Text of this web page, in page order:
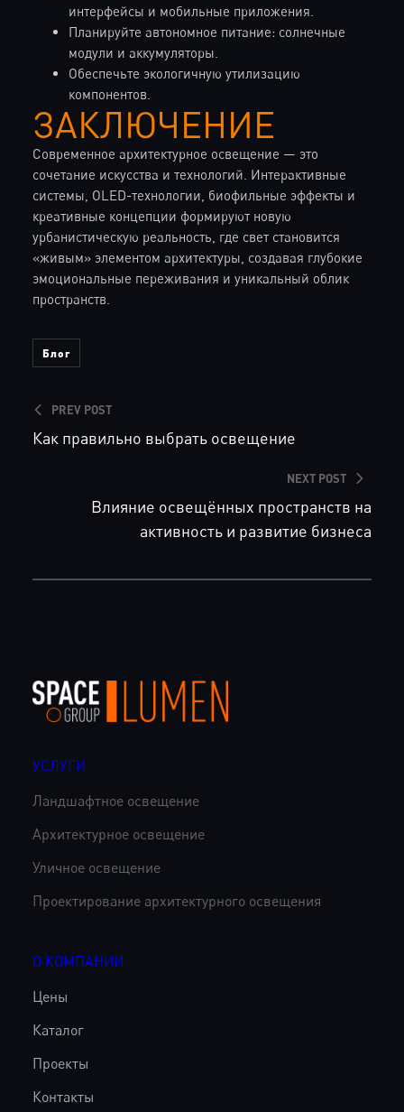
интерфейсы и мобильные приложения.
Планируйте автономное питание: солнечные
модули и аккумуляторы.
Обеспечьте экологичную утилизацию
компонентов.
ЗАКЛЮЧЕНИЕ
Современное архитектурное освещение — это
сочетание искусства и технологий. Интерактивные
системы, OLED-технологии, биофильные эффекты и
креативные концепции формируют новую
урбанистическую реальность, где свет становится
«живым» элементом архитектуры, создавая глубокие
эмоциональные переживания и уникальный облик
пространств.
Блог
PREV POST
Как правильно выбрать освещение
NEXT POST
Влияние освещённых пространств на
активность и развитие бизнеса
УСЛУГИ
Ландшафтное освещение
Архитектурное освещение
Уличное освещение
Проектирование архитектурного освещения
О КОМПАНИИ
Цены
Каталог
Проекты
Контакты